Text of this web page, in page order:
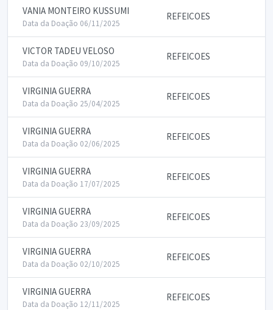
VANIA MONTEIRO KUSSUMI
Data da Doação 06/11/2025
REFEICOES
VICTOR TADEU VELOSO
Data da Doação 09/10/2025
REFEICOES
VIRGINIA GUERRA
Data da Doação 25/04/2025
REFEICOES
VIRGINIA GUERRA
Data da Doação 02/06/2025
REFEICOES
VIRGINIA GUERRA
Data da Doação 17/07/2025
REFEICOES
VIRGINIA GUERRA
Data da Doação 23/09/2025
REFEICOES
VIRGINIA GUERRA
Data da Doação 02/10/2025
REFEICOES
VIRGINIA GUERRA
Data da Doação 12/11/2025
REFEICOES